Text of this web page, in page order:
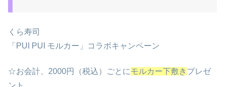
くら寿司
「PUI PUI モルカー」コラボキャンペーン
☆お会計、2000円（税込）ごとにモルカー下敷き プレゼ
ント